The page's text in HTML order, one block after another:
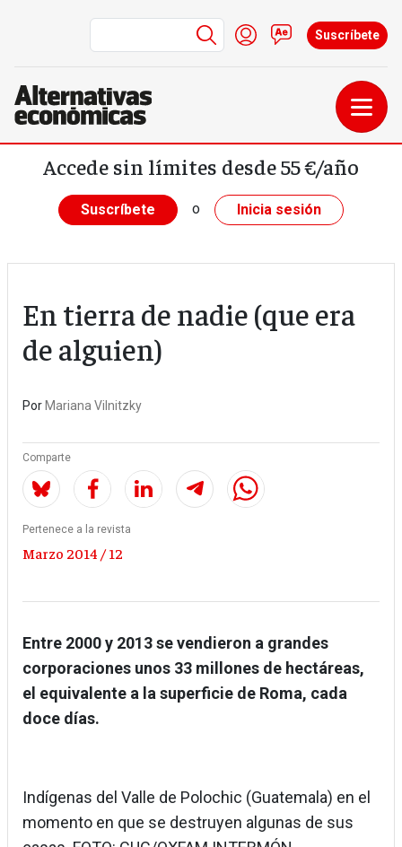
Pasar al contenido principal
Menú de cuenta de
Iniciar sesión
Contacto
Suscríbete
Accede sin límites desde 55 €/año
Suscríbete o Inicia sesión
En tierra de nadie (que era
de alguien)
Por Mariana Vilnitzky
Comparte
Pertenece a la revista
Marzo 2014 / 12
Entre 2000 y 2013 se vendieron a grandes
corporaciones unos 33 millones de hectáreas,
el equivalente a la superficie de Roma, cada
doce días.
Indígenas del Valle de Polochic (Guatemala) en el
momento en que se destruyen algunas de sus